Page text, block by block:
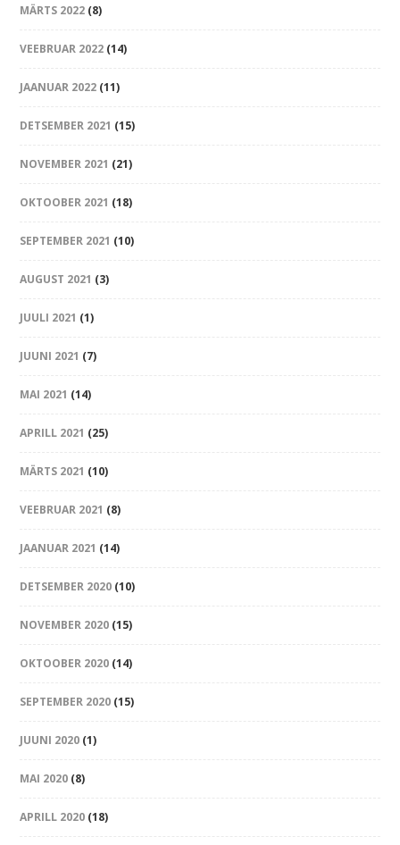
MÄRTS 2022 (8)
VEEBRUAR 2022 (14)
JAANUAR 2022 (11)
DETSEMBER 2021 (15)
NOVEMBER 2021 (21)
OKTOOBER 2021 (18)
SEPTEMBER 2021 (10)
AUGUST 2021 (3)
JUULI 2021 (1)
JUUNI 2021 (7)
MAI 2021 (14)
APRILL 2021 (25)
MÄRTS 2021 (10)
VEEBRUAR 2021 (8)
JAANUAR 2021 (14)
DETSEMBER 2020 (10)
NOVEMBER 2020 (15)
OKTOOBER 2020 (14)
SEPTEMBER 2020 (15)
JUUNI 2020 (1)
MAI 2020 (8)
APRILL 2020 (18)